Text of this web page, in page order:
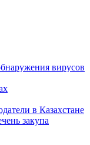
вирусов
в Казахстане
закупа